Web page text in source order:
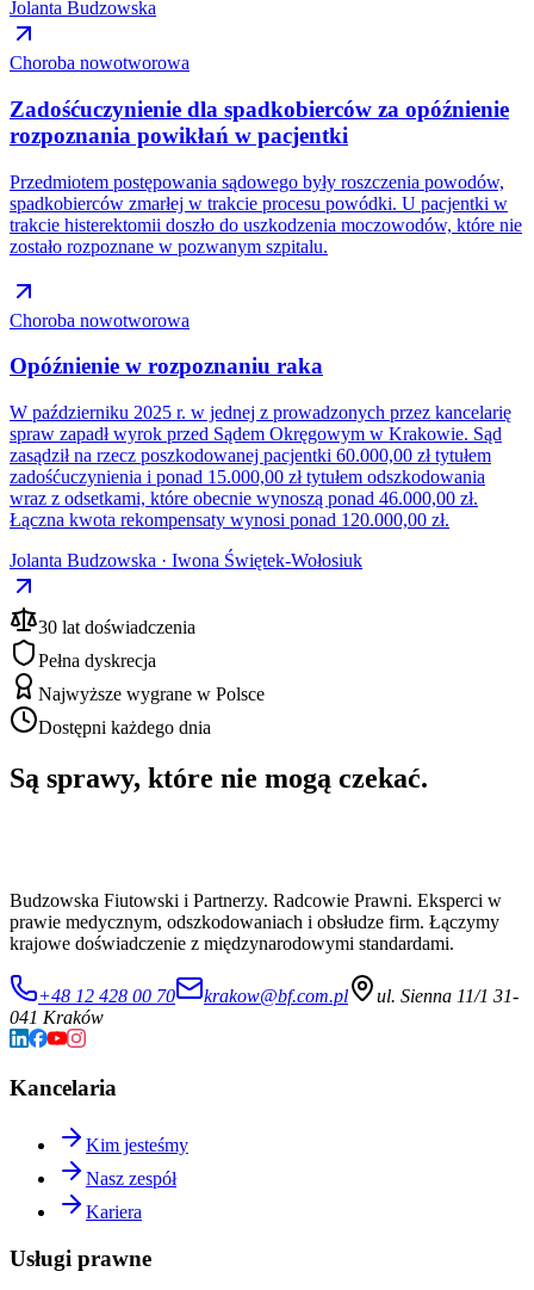
Jolanta Budzowska
Choroba nowotworowa
Zadośćuczynienie dla spadkobierców za opóźnienie
rozpoznania powikłań w pacjentki
Przedmiotem postępowania sądowego były roszczenia powodów,
spadkobierców zmarłej w trakcie procesu powódki. U pacjentki w
trakcie histerektomii doszło do uszkodzenia moczowodów, które nie
zostało rozpoznane w pozwanym szpitalu.
Choroba nowotworowa
Opóźnienie w rozpoznaniu raka
W październiku 2025 r. w jednej z prowadzonych przez kancelarię
spraw zapadł wyrok przed Sądem Okręgowym w Krakowie. Sąd
zasądził na rzecz poszkodowanej pacjentki 60.000,00 zł tytułem
zadośćuczynienia i ponad 15.000,00 zł tytułem odszkodowania
wraz z odsetkami, które obecnie wynoszą ponad 46.000,00 zł.
Łączna kwota rekompensaty wynosi ponad 120.000,00 zł.
Jolanta Budzowska · Iwona Świętek-Wołosiuk
30 lat doświadczenia
Pełna dyskrecja
Najwyższe wygrane w Polsce
Dostępni każdego dnia
Są sprawy, które nie mogą czekać.
Budzowska Fiutowski i Partnerzy. Radcowie Prawni. Eksperci w
prawie medycznym, odszkodowaniach i obsłudze firm. Łączymy
krajowe doświadczenie z międzynarodowymi standardami.
+48 12 428 00 70 krakow@bf.com.pl
ul. Sienna 11/1 31-
041 Kraków
Kancelaria
Kim jesteśmy
Nasz zespół
Kariera
Usługi prawne